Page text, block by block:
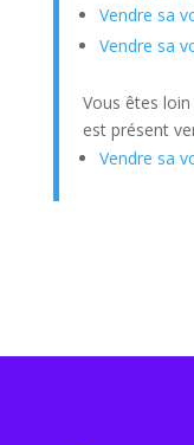
Vendre sa
Vendre sa
Vous êtes
est présent
Vendre sa